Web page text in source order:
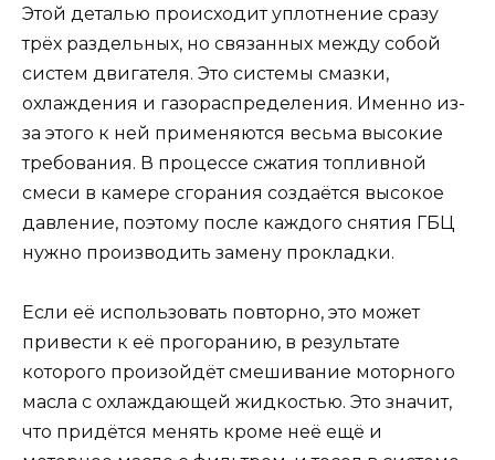
Этой деталью происходит уплотнение сразу
трёх раздельных, но связанных между собой
систем двигателя. Это системы смазки,
охлаждения и газораспределения. Именно из-
за этого к ней применяются весьма высокие
требования. В процессе сжатия топливной
смеси в камере сгорания создаётся высокое
давление, поэтому после каждого снятия ГБЦ
нужно производить замену прокладки.
Если её использовать повторно, это может
привести к её прогоранию, в результате
которого произойдёт смешивание моторного
масла с охлаждающей жидкостью. Это значит,
что придётся менять кроме неё ещё и